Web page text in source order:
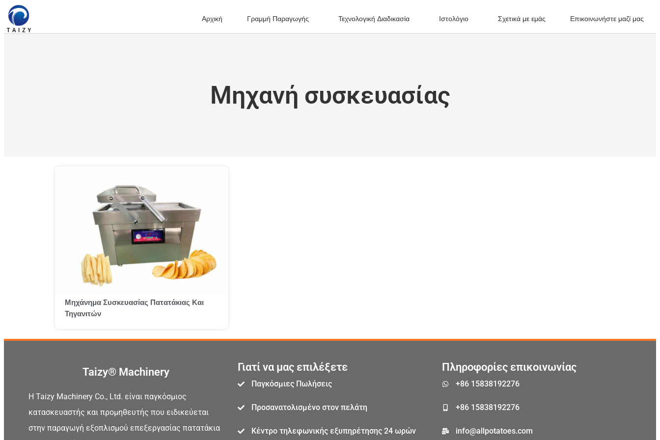
Αρχική Γραμμή Παραγωγής Τεχνολογική Διαδικασία Ιστολόγιο Σχετικά με εμάς Επικοινωνήστε μαζί μας
Μηχανή συσκευασίας
Μηχάνημα Συσκευασίας Πατατάκιας Και
Τηγανιτών
Taizy® Machinery
Η Taizy Machinery Co., Ltd. είναι παγκόσμιος
κατασκευαστής και προμηθευτής που ειδικεύεται
στην παραγωγή εξοπλισμού επεξεργασίας πατατάκια
Γιατί να μας επιλέξετε
Παγκόσμιες Πωλήσεις
Προσανατολισμένο στον πελάτη
Κέντρο τηλεφωνικής εξυπηρέτησης 24 ωρών
Πληροφορίες επικοινωνίας
+86 15838192276
+86 15838192276
info@allpotatoes.com
Korean
Swahili